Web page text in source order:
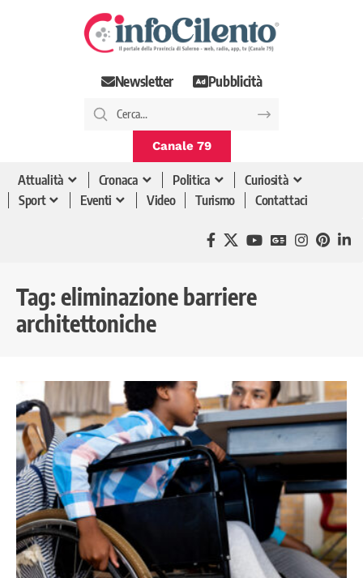
Newsletter Pubblicità
Canale 79
Attualità Cronaca Politica
Curiosità
Sport
Eventi Video Turismo Contattaci
Tag: eliminazione barriere
architettoniche